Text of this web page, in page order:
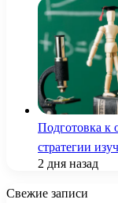
Подготовка к
стратегии
2 дня назад
Свежие записи